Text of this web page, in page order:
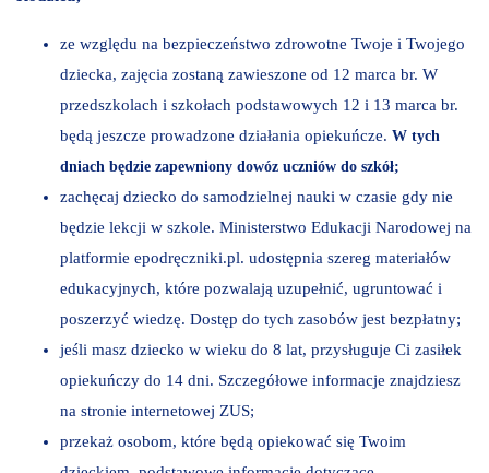
ze względu na bezpieczeństwo zdrowotne Twoje i Twojego
dziecka, zajęcia zostaną zawieszone od 12 marca br. W
przedszkolach i szkołach podstawowych 12 i 13 marca br.
będą jeszcze prowadzone działania opiekuńcze. W tych
dniach będzie zapewniony dowóz uczniów do szkół;
zachęcaj dziecko do samodzielnej nauki w czasie gdy nie
będzie lekcji w szkole. Ministerstwo Edukacji Narodowej na
platformie epodręczniki.pl. udostępnia szereg materiałów
edukacyjnych, które pozwalają uzupełnić, ugruntować i
poszerzyć wiedzę. Dostęp do tych zasobów jest bezpłatny;
jeśli masz dziecko w wieku do 8 lat, przysługuje Ci zasiłek
opiekuńczy do 14 dni. Szczegółowe informacje znajdziesz
na stronie internetowej ZUS;
przekaż osobom, które będą opiekować się Twoim